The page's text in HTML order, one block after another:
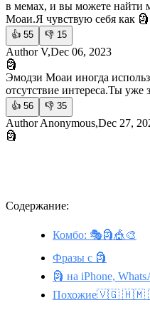
в мемах, и вы можете найти
Моаи.Я чувствую себя как 🗿
👍 55 👎 15
Author V,Dec 06, 2023
🗿
Эмодзи Моаи иногда
отсутствие интереса.Ты уже
👍 56 👎 35
Author Anonymous,Dec 27,
🗿
Содержание:
Комбо: 🎭🗿🎪🎨
Фразы с 🗿
🗿 на iPhone,
Похожие🇻🇬